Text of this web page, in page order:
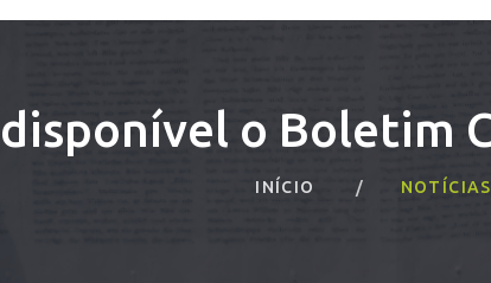
o Boletim
INÍCIO NOTÍCIAS